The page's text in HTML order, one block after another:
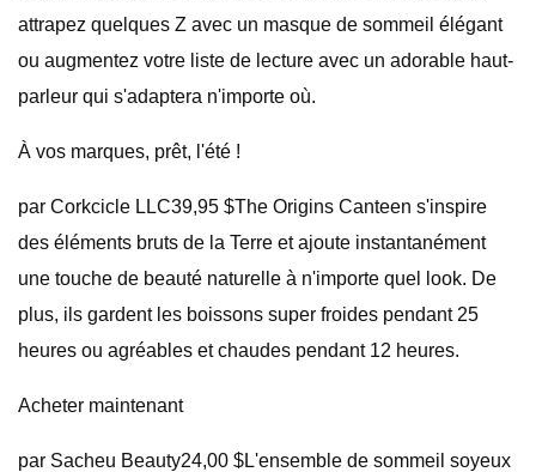
attrapez quelques Z avec un masque de sommeil élégant
ou augmentez votre liste de lecture avec un adorable haut-
parleur qui s'adaptera n'importe où.
À vos marques, prêt, l'été !
par Corkcicle LLC39,95 $The Origins Canteen s'inspire
des éléments bruts de la Terre et ajoute instantanément
une touche de beauté naturelle à n'importe quel look. De
plus, ils gardent les boissons super froides pendant 25
heures ou agréables et chaudes pendant 12 heures.
Acheter maintenant
par Sacheu Beauty24,00 $L'ensemble de sommeil soyeux